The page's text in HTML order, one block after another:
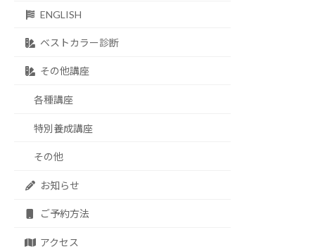
ENGLISH
ベストカラー診断
その他講座
各種講座
特別養成講座
その他
お知らせ
ご予約方法
アクセス